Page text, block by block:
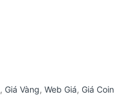
, Giá Vàng, Web Giá, Giá Coin